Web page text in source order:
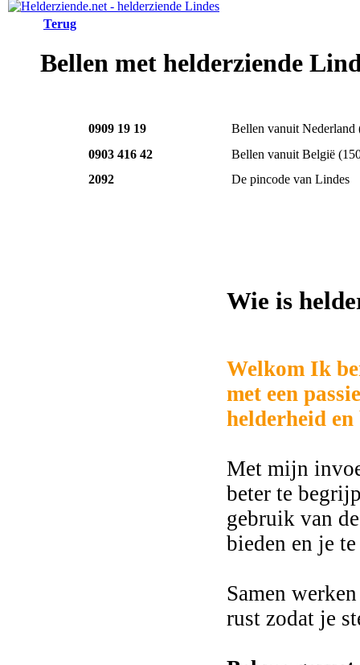
Terug
Bellen met helderziende
0909 19 19 Bellen vanuit Nederland
0903 416 42
Bellen vanuit België
2092
De pincode van Lindes
Wie is
Welkom Ik
met een
helderheid en
Met mijn
beter te
gebruik van
bieden en je
Samen
rust zodat je